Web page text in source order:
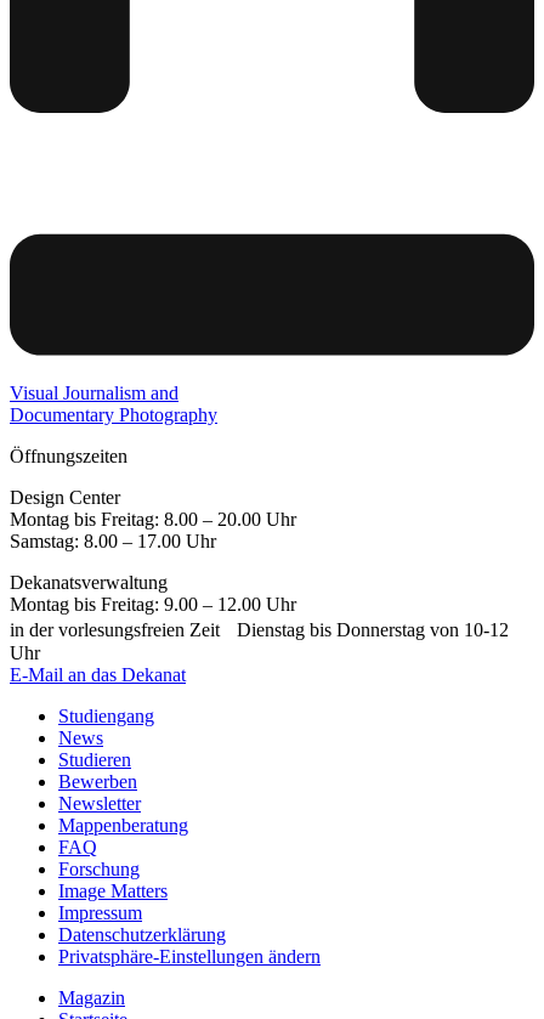
Visual Journalism and
Documentary Photography
Öffnungszeiten
Design Center
Montag bis Freitag: 8.00 – 20.00 Uhr
Samstag: 8.00 – 17.00 Uhr
Dekanatsverwaltung
Montag bis Freitag: 9.00 – 12.00 Uhr
in der vorlesungsfreien Zeit Dienstag bis Donnerstag von 10-12
Uhr
E-Mail an das Dekanat
Studiengang
News
Studieren
Bewerben
Newsletter
Mappenberatung
FAQ
Forschung
Image Matters
Impressum
Datenschutzerklärung
Privatsphäre-Einstellungen ändern
Magazin